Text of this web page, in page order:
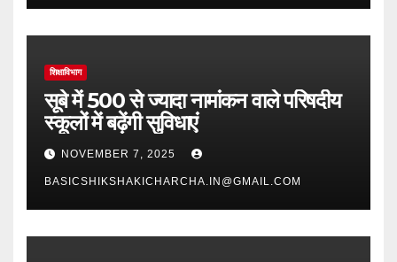
शिक्षाविभाग
सूबे में 500 से ज्यादा नामांकन वाले परिषदीय
स्कूलों में बढ़ेंगी सुविधाएं
NOVEMBER 7, 2025
BASICSHIKSHAKICHARCHA.IN@GMAIL.COM